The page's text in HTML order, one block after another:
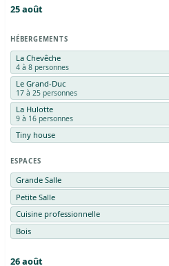
25août
HÉBERGEMENTS
La Chevêche
4 à 8 personnes
Le Grand-Duc
17 à 25 personnes
La Hulotte
9 à 16 personnes
Tiny house
ESPACES
Grande Salle
Petite Salle
Cuisine professionnelle
Bois
26août